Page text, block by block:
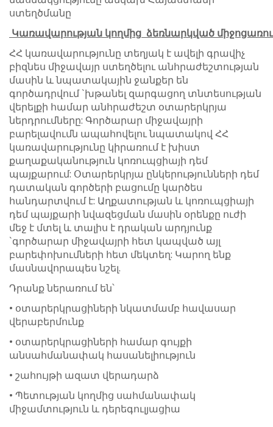
ստեղծմանը
Կառավարության կողմից ձեռնարկված
ՀՀ կառավարությունը տեղյակ է ավելի գրավիչ
բիզնես միջավայր ստեղծելու անհրաժեշտության
մասին և նպատակային ջանքեր են
գործադրվում `խթանել զարգացող տնտեսության
վերելքի համար անհրաժեշտ օտարերկրյա
ներդրումները: Գործարար միջավայրի
բարելավումն ապահովելու նպատակով ՀՀ
կառավարությունը կիրառում է խիստ
քաղաքականություն կոռուպցիայի դեմ
պայքարում: Օտարերկրյա ընկերությունների դեմ
դատական գործերի բացումը կարծես
հանդարտվում է: Աղքատության և կոռուպցիայի
դեմ պայքարի նվազեցման մասին օրենքը ուժի
մեջ է մտել և տալիս է դրական արդյունք
`գործարար միջավայրի հետ կապված այլ
բարեփոխումների հետ մեկտեղ: Կարող ենք
մասնավորապես նշել.
Դրանք ներառում են՝
• օտարերկրացիների նկատմամբ հավասար
վերաբերմունք
• օտարերկրացիների համար գույքի
անսահմանափակ հասանելիություն
• շահույթի ազատ վերադարձ
• Պետության կողմից սահմանափակ
միջամտություն և դերեգուլյացիա